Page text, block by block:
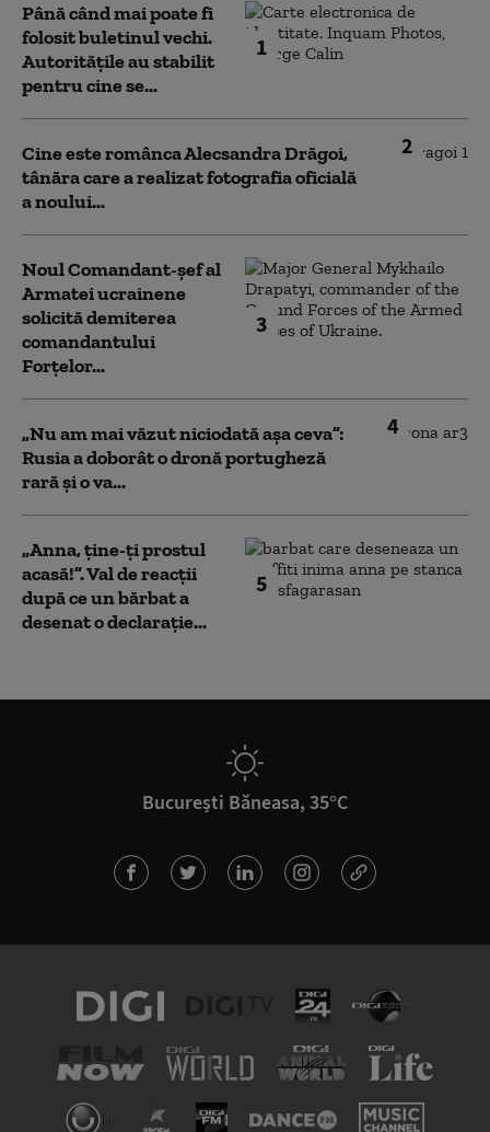
1
Până când mai poate fi
folosit buletinul vechi.
Autoritățile au stabilit
pentru cine se...
2
Cine este românca Alecsandra Drăgoi,
tânăra care a realizat fotografia oficială
a noului...
3
Noul Comandant-șef al
Armatei ucrainene
solicită demiterea
comandantului
Forțelor...
4
„Nu am mai văzut niciodată așa ceva”:
Rusia a doborât o dronă portugheză
rară și o va...
5
„Anna, ţine-ţi prostul
acasă!”. Val de reacții
după ce un bărbat a
desenat o declarație...
București Băneasa, 35°C